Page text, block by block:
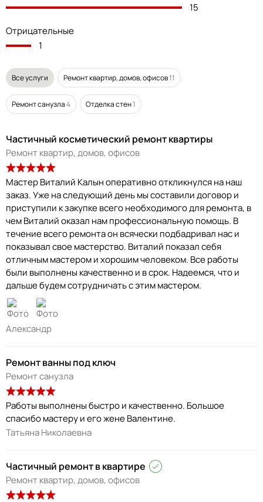
15
Отрицательные
1
Все услуги Ремонт квартир, домов, офисов11
Ремонт санузла4 Отделка стен1
Частичный косметический ремонт квартиры
Ремонт квартир, домов, офисов
Мастер Виталий Калын оперативно откликнулся на наш
заказ. Уже на следующий день мы составили договор и
приступили к закупке всего необходимого для ремонта, в
чем Виталий оказал нам профессиональную помощь. В
течение всего ремонта он всячески подбадривал нас и
показывал свое мастерство. Виталий показал себя
отличным мастером и хорошим человеком. Все работы
были выполнены качественно и в срок. Надеемся, что и
дальше будем сотрудничать с этим мастером.
Александр
Ремонт ванны под ключ
Ремонт санузла
Работы выполнены быстро и качественно. Большое
спасибо мастеру и его жене Валентине.
Татьяна Николаевна
Частичный ремонт в квартире
Ремонт квартир, домов, офисов